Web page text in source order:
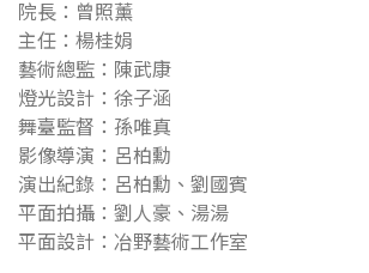
院長：曾照薰
主任：楊桂娟
藝術總監：陳武康
燈光設計：徐子涵
舞臺監督：孫唯真
影像導演：呂柏勳
演出紀錄：呂柏勳、劉國賓
平面拍攝：劉人豪、湯湯
平面設計：冶野藝術工作室